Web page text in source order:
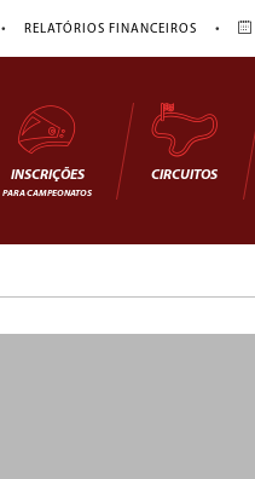
• RELATÓRIOS FINANCEIROS •
INSCRIÇÕES
PARA CAMPEONATOS
CIRCUITOS